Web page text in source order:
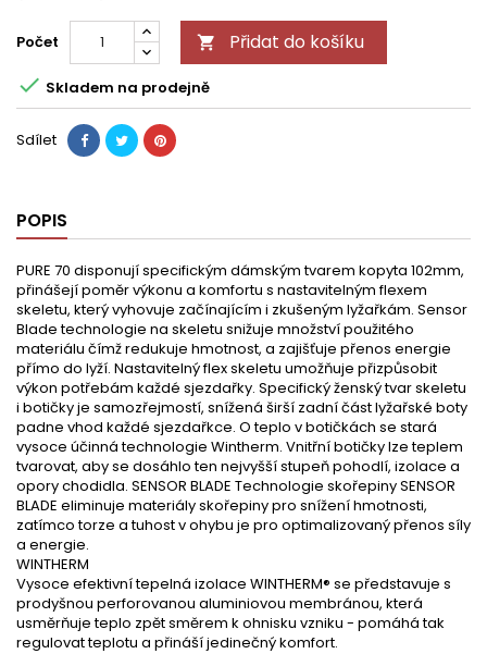
Počet  Přidat do košíku
 Skladem na prodejně
Sdílet
POPIS
PURE 70 disponují specifickým dámským tvarem kopyta 102mm,
přinášejí poměr výkonu a komfortu s nastavitelným flexem
skeletu, který vyhovuje začínajícím i zkušeným lyžařkám. Sensor
Blade technologie na skeletu snižuje množství použitého
materiálu čímž redukuje hmotnost, a zajišťuje přenos energie
přímo do lyží. Nastavitelný flex skeletu umožňuje přizpůsobit
výkon potřebám každé sjezdařky. Specifický ženský tvar skeletu
i botičky je samozřejmostí, snížená širší zadní část lyžařské boty
padne vhod každé sjezdařkce. O teplo v botičkách se stará
vysoce účinná technologie Wintherm. Vnitřní botičky lze teplem
tvarovat, aby se dosáhlo ten nejvyšší stupeň pohodlí, izolace a
opory chodidla. SENSOR BLADE Technologie skořepiny SENSOR
BLADE eliminuje materiály skořepiny pro snížení hmotnosti,
zatímco torze a tuhost v ohybu je pro optimalizovaný přenos síly
a energie.
WINTHERM
Vysoce efektivní tepelná izolace WINTHERM® se představuje s
prodyšnou perforovanou aluminiovou membránou, která
usměrňuje teplo zpět směrem k ohnisku vzniku - pomáhá tak
regulovat teplotu a přináší jedinečný komfort.